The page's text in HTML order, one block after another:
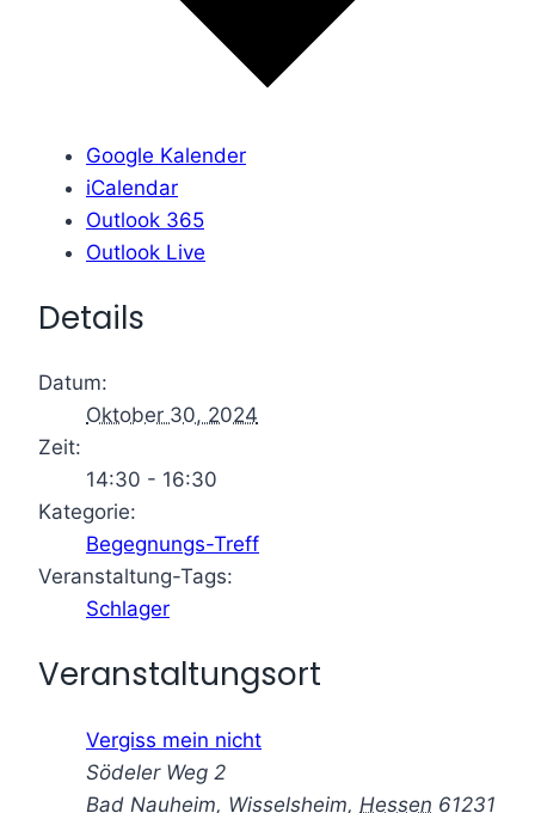
Google Kalender
iCalendar
Outlook 365
Outlook Live
Details
Datum:
Oktober 30, 2024
Zeit:
14:30 - 16:30
Kategorie:
Begegnungs-Treff
Veranstaltung-Tags:
Schlager
Veranstaltungsort
Vergiss mein nicht
Södeler Weg 2
Bad Nauheim, Wisselsheim, Hessen 61231